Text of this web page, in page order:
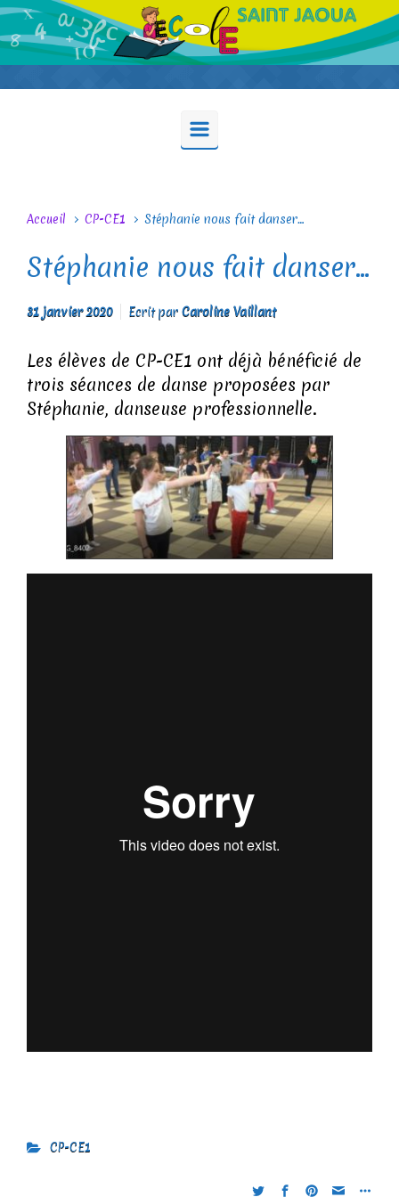
Skip to main content
Accueil CP-CE1 Stéphanie nous fait danser…
Stéphanie nous fait danser…
31 janvier 2020 Ecrit par Caroline Vaillant
Les élèves de CP-CE1 ont déjà bénéficié de
trois séances de danse proposées par
Stéphanie, danseuse professionnelle.
CP-CE1